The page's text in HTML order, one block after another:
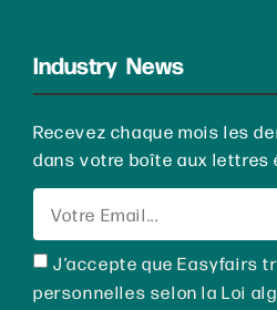
Industry News
Recevez chaque mois les
dans votre boîte aux lettres
J’accepte que Easyfairs
personnelles selon la Loi